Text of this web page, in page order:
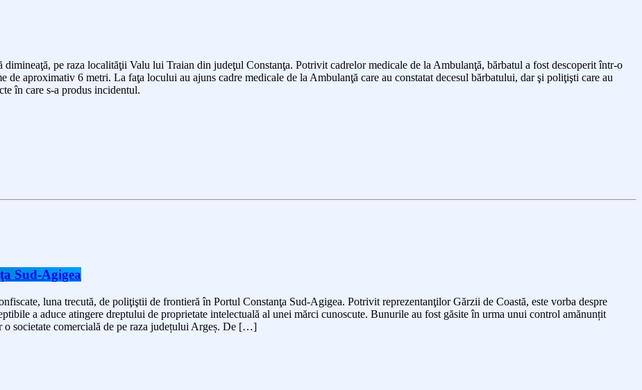
dimineaţă, pe raza localităţii Valu lui Traian din judeţul Constanţa. Potrivit cadrelor medicale de la Ambulanţă, bărbatul a fost descoperitîntr-o
de aproximativ 6 metri. La faţa locului au ajuns cadre medicale de la Ambulanţă care au constatat decesul bărbatului, dar şi poliţişti care au
în care s-a produs incidentul.
Sud-Agigea
luna trecută, de poliţiştii de frontieră în Portul Constanţa Sud-Agigea. Potrivit reprezentanţilor Gărzii de Coastă, este vorba despre
a aduce atingere dreptului de proprietate intelectuală al unei mărci cunoscute. Bunurile au fost găsite în urma unui control amănunțit
o societate comercială de pe raza județului Argeș. De […]